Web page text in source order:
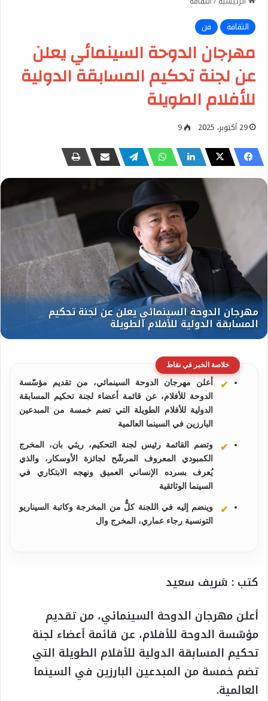
الثقافة
فن
مهرجان الدوحة السينمائي يعلن
عن لجنة تحكيم المسابقة الدولية
للأفلام الطويلة
29 أكتوبر، 2025 9
خلاصة الخبر في نقاط
أعلن مهرجان الدوحة السينمائي، من تقديم مؤسّسة
الدوحة للأفلام، عن قائمة أعضاء لجنة تحكيم المسابقة
الدولية للأفلام الطويلة التي تضم خمسة من المبدعين
البارزين في السينما العالمية
وتضم القائمة رئيس لجنة التحكيم، ريثي بان، المخرج
الكمبودي المعروف المرشّح لجائزة الأوسكار، والذي
يُعرف بسرده الإنساني العميق ونهجه الابتكاري في
السينما الوثائقية
وينضم إليه في اللجنة كلٌّ من المخرجة وكاتبة السيناريو
التونسية رجاء عماري، المخرج وال
كتب : شريف سعيد
أعلن مهرجان الدوحة السينمائي، من تقديم
مؤسّسة الدوحة للأفلام، عن قائمة أعضاء لجنة
تحكيم المسابقة الدولية للأفلام الطويلة التي
تضم خمسة من المبدعين البارزين في السينما
العالمية.